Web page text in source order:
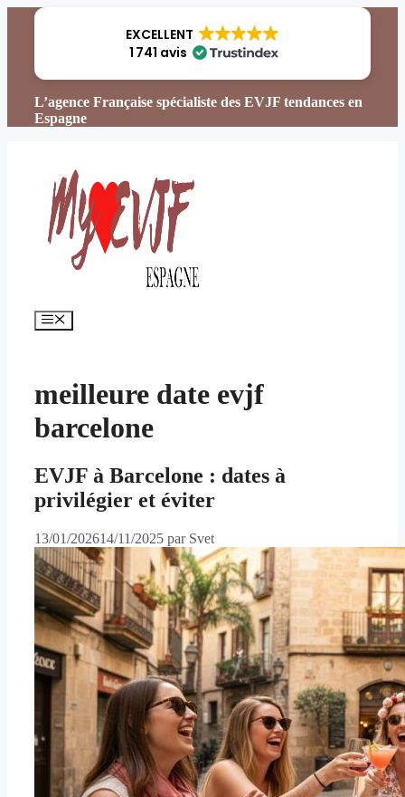
Aller
EXCELLENT
1 741 avis
L’agence Française spécialiste des EVJF tendances en
Espagne
Menu
meilleure date evjf
barcelone
EVJF à Barcelone : dates à
privilégier et éviter
13/01/202614/11/2025 par Svet